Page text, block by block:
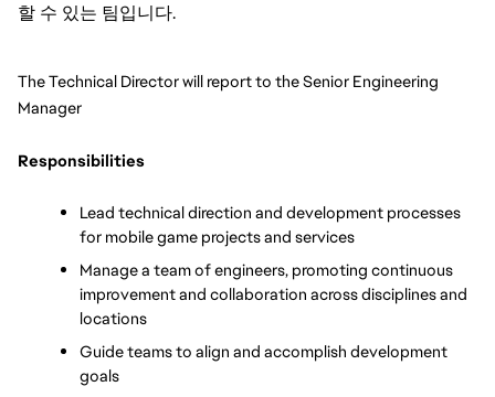
할 수 있는 팀입니다.
The Technical Director will report to the Senior Engineering
Manager
Responsibilities
Lead technical direction and development processes
for mobile game projects and services
Manage a team of engineers, promoting continuous
improvement and collaboration across disciplines and
locations
Guide teams to align and accomplish development
goals